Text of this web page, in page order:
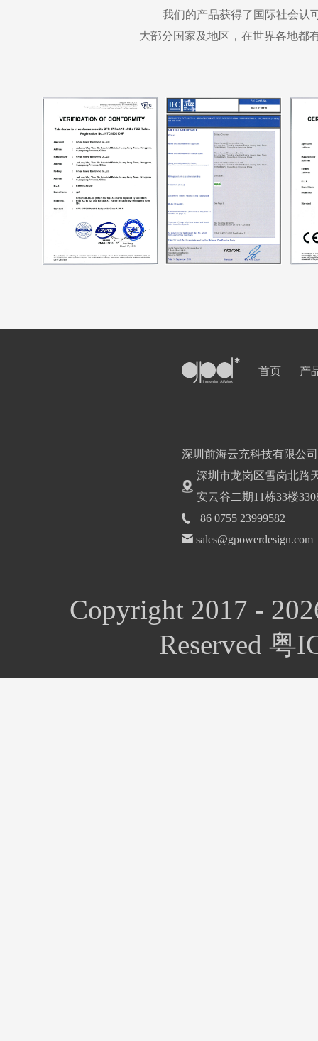
我们的产品获得了国际社会认
大部分国家及地区，在世界各地都
首页 产
深圳前海云充科技有限公司
深圳市龙岗区雪岗北路
安云谷二期11栋33楼
+86 0755 23999582
sales@gpowerdesign.com
Copyright 2017 -
Reserved 粤